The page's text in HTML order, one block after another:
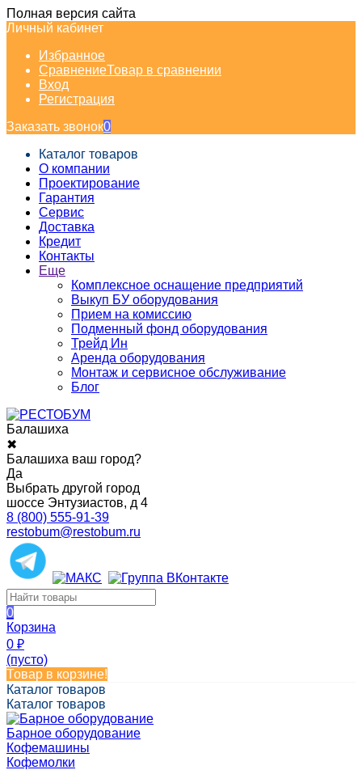
Полная версия сайта
Личный кабинет
Избранное
СравнениеТовар в сравнении
Вход
Регистрация
Заказать звонок0
Каталог товаров
О компании
Проектирование
Гарантия
Сервис
Доставка
Кредит
Контакты
Еще
Комплексное оснащение предприятий
Выкуп БУ оборудования
Прием на комиссию
Подменный фонд оборудования
Трейд Ин
Аренда оборудования
Монтаж и сервисное обслуживание
Блог
Балашиха
✖
Балашиха ваш город?
Да
Выбрать другой город
шоссе Энтузиастов, д 4
8 (800) 555-91-39
restobum@restobum.ru
0
Корзина
0 ₽
(пусто)
Товар в корзине!
Каталог товаров
Каталог товаров
Барное оборудование
Кофемашины
Кофемолки